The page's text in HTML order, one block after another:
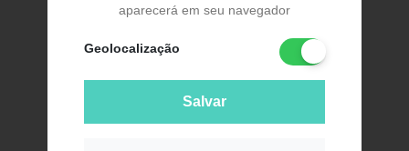
aparecerá em seu navegador
Geolocalização
Salvar